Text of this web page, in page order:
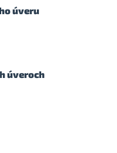
úveru
úveroch